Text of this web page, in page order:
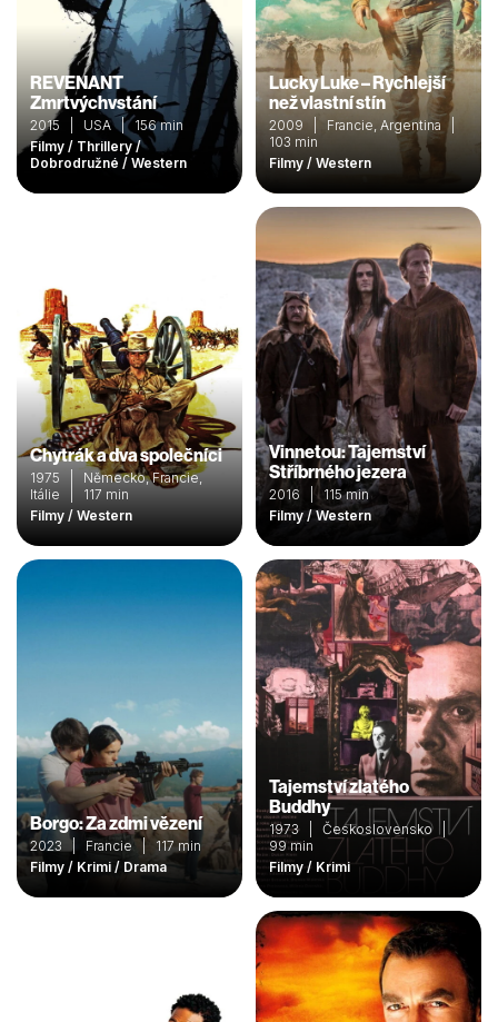
REVENANT
Zmrtvýchvstání
2015 | USA | 156 min
Filmy / Thrillery /
Dobrodružné / Western
Lucky Luke – Rychlejší
než vlastní stín
2009 | Francie, Argentina |
103 min
Filmy / Western
Chytrák a dva společníci
1975 | Německo, Francie,
Itálie | 117 min
Filmy / Western
Vinnetou: Tajemství
Stříbrného jezera
2016 | 115 min
Filmy / Western
Borgo: Za zdmi vězení
2023 | Francie | 117 min
Filmy / Krimi / Drama
Tajemství zlatého
Buddhy
1973 | Československo |
99 min
Filmy / Krimi